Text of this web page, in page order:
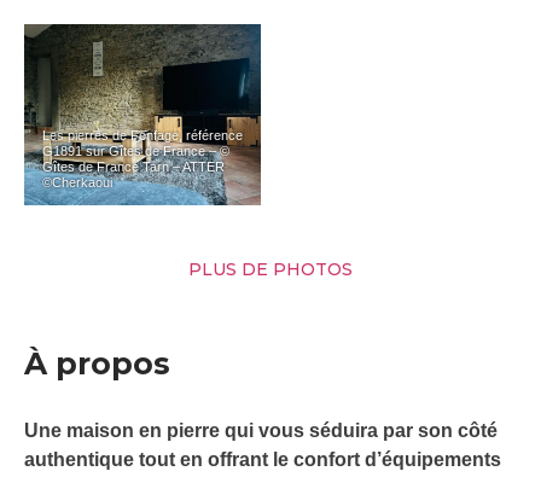
Les pierres de Fonfage, référence
G1891 sur Gîtes de France – ©
Gîtes de France Tarn – ATTER
©Cherkaoui
PLUS DE PHOTOS
À propos
Une maison en pierre qui vous séduira par son côté
authentique tout en offrant le confort d’équipements